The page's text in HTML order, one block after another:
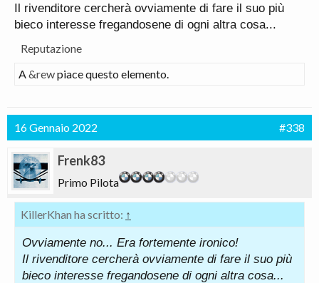
Il rivenditore cercherà ovviamente di fare il suo più
bieco interesse fregandosene di ogni altra cosa...
Reputazione
A&rewpiace questo elemento.
16 Gennaio 2022 #338
Frenk83
Primo Pilota
KillerKhan ha scritto: ↑
Ovviamente no... Era fortemente ironico!
Il rivenditore cercherà ovviamente di fare il suo più
bieco interesse fregandosene di ogni altra cosa...